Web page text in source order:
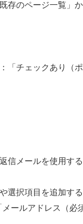
存のページ一覧」
「チェックあり
信メールを使用す
選択項目を追加する
ールアドレス（必